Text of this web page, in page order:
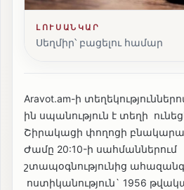
ԼՈՒՍԱՆԿԱՐ
Սեղմիր՝ բացելու համար
Aravot.am-ի
ին սպանություն է տեղի
Շիրակացի փողոցի
Ժամը 20:10-ի սահմաններում
շտապօգնությունից
ոստիկանություն` 1956